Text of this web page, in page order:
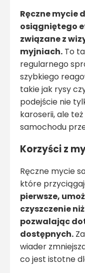
Ręczne mycie
osiągniętego
związane z
myjniach. To
regularnego
szybkiego
takie jak rysy
podejście nie
karoserii, ale
samochodu
Korzyści z
Ręczne mycie
które
pierwsze,
czyszczenie
pozwalając
dostępnych.
wiader
co jest istotne